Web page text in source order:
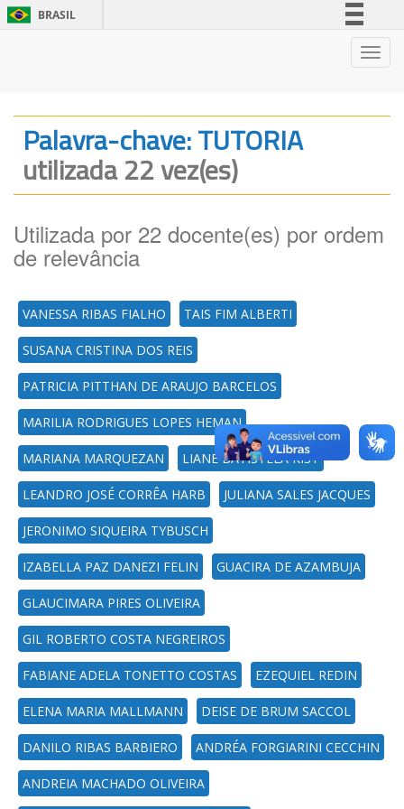
BRASIL
Legislação
Palavra-chave: TUTORIA
utilizada 22 vez(es)
Utilizada por 22 docente(es) por ordem
de relevância
VANESSA RIBAS FIALHO TAIS FIM ALBERTI
SUSANA CRISTINA DOS REIS
PATRICIA PITTHAN DE ARAUJO BARCELOS
MARILIA RODRIGUES LOPES HEMAN
MARIANA MARQUEZAN LIANE BATISTELA KIST
LEANDRO JOSÉ CORRÊA HARB JULIANA SALES JACQUES
JERONIMO SIQUEIRA TYBUSCH
IZABELLA PAZ DANEZI FELIN GUACIRA DE AZAMBUJA
GLAUCIMARA PIRES OLIVEIRA
GIL ROBERTO COSTA NEGREIROS
FABIANE ADELA TONETTO COSTAS EZEQUIEL REDIN
ELENA MARIA MALLMANN DEISE DE BRUM SACCOL
DANILO RIBAS BARBIERO ANDRÉA FORGIARINI CECCHIN
ANDREIA MACHADO OLIVEIRA